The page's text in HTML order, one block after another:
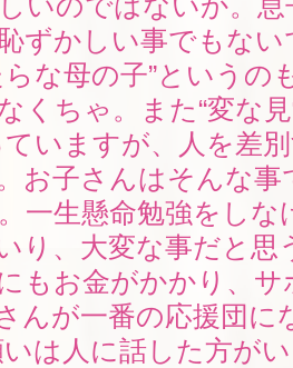
ずかしい事でもな
らな母の子”というの
くちゃ。また“変な
ていますが、人を差
お子さんはそんな事
一生懸命勉強をしな
り、大変な事だと思
もお金がかかり、
んが一番の応援団に
いは人に話した方が